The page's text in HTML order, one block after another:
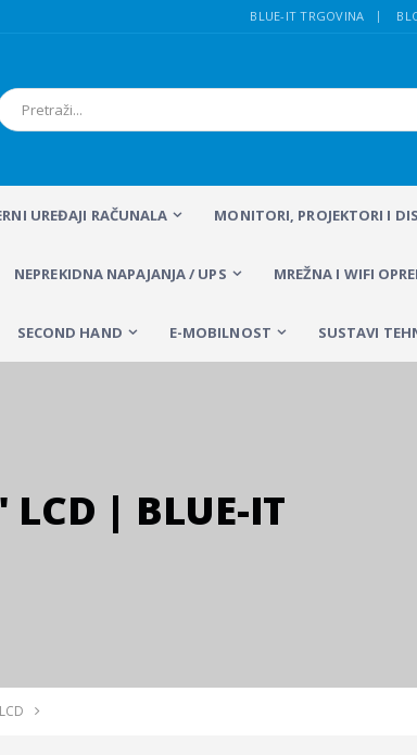
BLUE-IT TRGOVINA
UREĐAJI RAČUNALA MONITORI, PROJEKTORI I
NEPREKIDNA NAPAJANJA / UPS MREŽNA I WIFI
SECOND HAND E-MOBILNOST SUSTAVI
LCD | BLUE-IT